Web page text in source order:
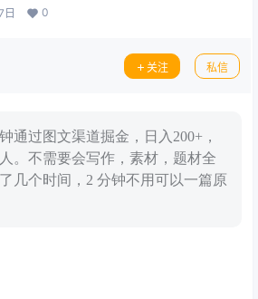
日 0
关注 私信
通过图文渠道掘金，日入200+，
。不需要会写作，素材，题材全
几个时间，2 分钟不用可以一篇原